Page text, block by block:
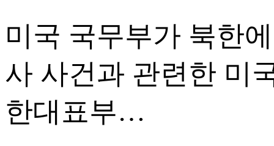
미국 국무부가 북한
사 사건과 관련한 미
한대표부…